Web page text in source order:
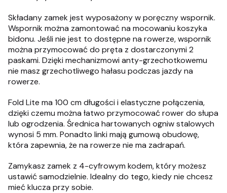
Składany zamek jest wyposażony w poręczny wspornik.
Wspornik można zamontować na mocowaniu koszyka
bidonu. Jeśli nie jest to dostępne na rowerze, wspornik
można przymocować do pręta z dostarczonymi 2
paskami. Dzięki mechanizmowi anty-grzechotkowemu
nie masz grzechotliwego hałasu podczas jazdy na
rowerze.
Fold Lite ma 100 cm długości i elastyczne połączenia,
dzięki czemu można łatwo przymocować rower do słupa
lub ogrodzenia. Średnica hartowanych ogniw stalowych
wynosi 5 mm. Ponadto linki mają gumową obudowę,
która zapewnia, że na rowerze nie ma zadrapań.
Zamykasz zamek z 4-cyfrowym kodem, który możesz
ustawić samodzielnie. Idealny do tego, kiedy nie chcesz
mieć klucza przy sobie.